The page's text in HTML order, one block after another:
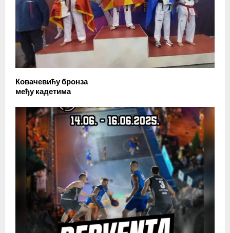
Ковачевићу бронза
међу кадетима